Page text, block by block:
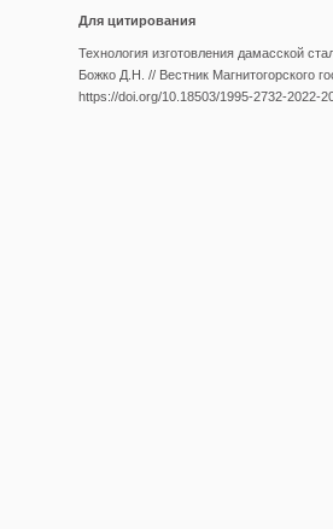
Для цитирования
Технология изготовления дамасской
Божко Д.Н. // Вестник Магнитогорского
https://doi.org/10.18503/1995-2732-2022-